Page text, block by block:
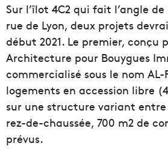
Sur l’îlot 4C2 qui fait l’angle
rue de Lyon, deux projets
début 2021. Le premier, conçu
Architecture pour Bouygues
commercialisé sous le nom AL-
logements en accession libre
sur une structure variant entre
rez-de-chaussée, 700 m2 de
prévus.